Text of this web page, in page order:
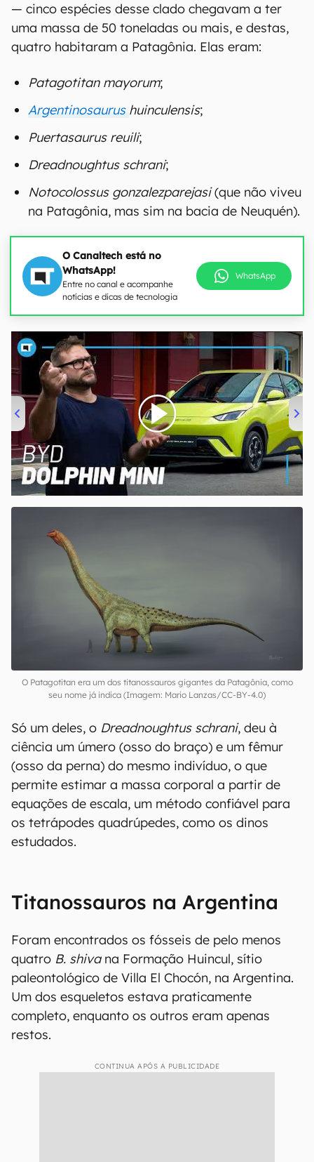
— cinco espécies desse clado chegavam a ter
uma massa de 50 toneladas ou mais, e destas,
quatro habitaram a Patagônia. Elas eram:
Patagotitan mayorum;
Argentinosaurus huinculensis;
Puertasaurus reuili;
Dreadnoughtus schrani;
Notocolossus gonzalezparejasi(que não viveu
na Patagônia, mas sim na bacia de Neuquén).
O Canaltech está no
WhatsApp!
Entre no canal e acompanhe
notícias e dicas de tecnologia
WhatsApp
00:00/04:07
O Patagotitan era um dos titanossauros gigantes da Patagônia, como
seu nome já indica (Imagem: Mario Lanzas/CC-BY-4.0)
Só um deles, o Dreadnoughtus schrani, deu à
ciência um úmero (osso do braço) e um fêmur
(osso da perna) do mesmo indivíduo, o que
permite estimar a massa corporal a partir de
equações de escala, um método confiável para
os tetrápodes quadrúpedes, como os dinos
estudados.
Titanossauros na Argentina
Foram encontrados os fósseis de pelo menos
quatro B. shivana Formação Huincul, sítio
paleontológico de Villa El Chocón, na Argentina.
Um dos esqueletos estava praticamente
completo, enquanto os outros eram apenas
restos.
CONTINUA APÓS A PUBLICIDADE